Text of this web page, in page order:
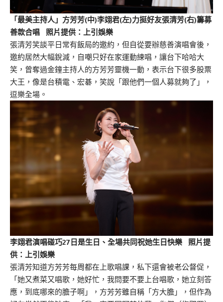
「最美主持人」方芳芳(中)李翊君(左)力挺好友張清芳(右)籌募
善款合唱 照片提供：上引娛樂
張清芳笑談平日常有飯局的邀約，但自從要辦慈善演唱會後，
邀約居然大幅銳減，自嘲只好在家運動練唱，讓台下哈哈大
笑，曾奪過金鐘主持人的方芳芳靈機一動，表示台下很多股票
大王，像是台積電、宏碁，笑說「跟他們一個人募就夠了」，
逗樂全場。
李翊君演唱碰巧27日是生日、全場共同祝她生日快樂 照片提
供：上引娛樂
張清芳知道方芳芳每周都在上歌唱課，私下還會被老公督促，
「她又煮菜又唱歌，她好忙，我問要不要上台唱歌，她立刻答
應，到底哪來的膽子啊」，方芳芳雖自稱「方大膽」，但作為